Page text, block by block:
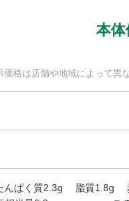
本体
価格は店舗や地域によって異
ぱく質2.3g 脂質1.8g